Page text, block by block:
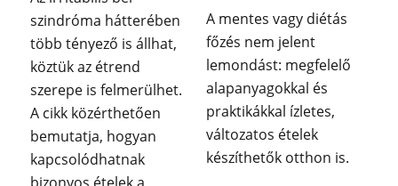
szindróma hátterében
több tényező is állhat,
köztük az étrend
szerepe is felmerülhet.
A cikk közérthetően
bemutatja, hogyan
kapcsolódhatnak
A mentes vagy diétás
főzés nem jelent
lemondást: megfelelő
alapanyagokkal és
praktikákkal ízletes,
változatos ételek
készíthetők otthon is.